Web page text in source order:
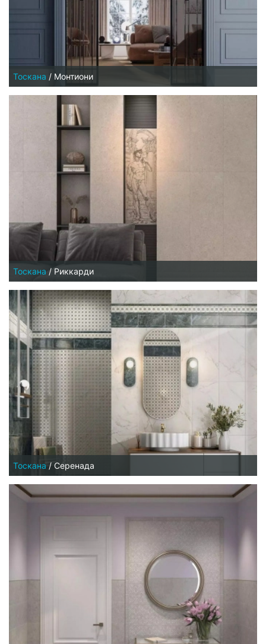
Тоскана / Монтиони
Тоскана / Риккарди
Тоскана / Серенада